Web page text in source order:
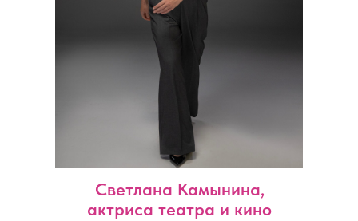
Светлана Камынина,
актриса театра и кино